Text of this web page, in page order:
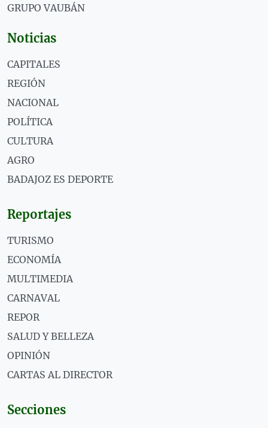
GRUPO VAUBÁN
Noticias
CAPITALES
REGIÓN
NACIONAL
POLÍTICA
CULTURA
AGRO
BADAJOZ ES DEPORTE
Reportajes
TURISMO
ECONOMÍA
MULTIMEDIA
CARNAVAL
REPOR
SALUD Y BELLEZA
OPINIÓN
CARTAS AL DIRECTOR
Secciones